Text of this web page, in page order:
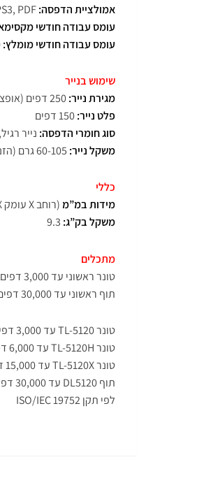
אמולציית הדפסה:
עומס עבודה חודשי
עומס עבודה חודשי מומלץ:
שימוש בנייר
מגירת נייר:
פלט נייר:
סוג חומרי הדפסה: נייר
משקל נייר:
כללי
מידות במ”מ (רוחב X עומק X גובה): 364*344*257
משקל בק”ג:
מתכלים
טונר ראשוני עד 3,000 דפים (TL-5120)
תוף ראשוני עד 30,000 דפים (DL-5120)
טונר TL-5120 עד 3,000 דפים
טונר TL-5120H עד 6,000 דפים
טונר TL-5120X עד 15,000 דפים
תוף DL5120 עד 30,000 דפים
לפי תקן ISO/IEC 19752